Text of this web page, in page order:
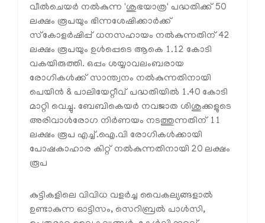
വീല്‍ചെയര്‍ നല്‍കുന്ന 'ശുഭയാത്ര' പദ്ധതിക്ക് 50
ലക്ഷം രൂപയും ഭിന്നശേഷിക്കാര്‍ക്ക്
സ്‌കോളര്‍ഷിപ്പ് ധനസഹായം നല്‍കുന്നതിന് 42
ലക്ഷം രൂപയും ഉള്‍പ്പെടെ ആകെ 1.12 കോടി
വകയിരുത്തി. ഒപ്പം ശയ്യാവലംബരായ
രോഗികള്‍ക്ക് സാന്ത്വനം നല്‍കുന്നതിനായി
പെയിന്‍ & പാലിയേറ്റീവ് പദ്ധതിയില്‍ 1.40 കോടി
മാറ്റി വെച്ചു. ബേബികെയര്‍ നവജാത ശിശുക്കളുടെ
അരിവാള്‍രോഗ നിര്‍ണയം നടത്തുന്നതിന് 11
ലക്ഷം രൂപ എച്ച്.ഐ.വി രോഗികള്‍ക്കായി
പോഷകാഹാര കിറ്റ് നല്‍കുന്നതിനായി 20 ലക്ഷം
രൂപ
കുട്ടികളിലെ വിവിധ വളര്‍ച്ച വൈകല്യങ്ങളാല്‍
ഉണ്ടാകുന്ന ഓട്ടിസം, സെറിബ്രല്‍ പാള്‍സി,